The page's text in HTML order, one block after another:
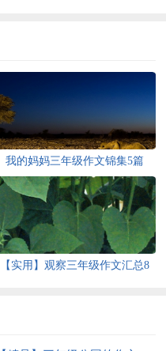
我的妈妈三年级作文锦集5篇
【实用】观察三年级作文汇总8